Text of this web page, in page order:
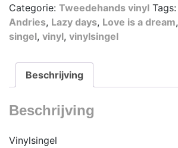
Categorie: Tweedehands vinyl Tags:
Andries, Lazy days, Love is a dream,
singel, vinyl, vinylsingel
Beschrijving
Beschrijving
Vinylsingel